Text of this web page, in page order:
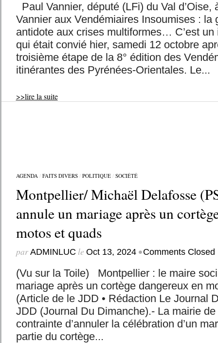
Paul Vannier, député (LFi) du Val
Vannier aux Vendémiaires Insoumises : la
antidote aux crises multiformes… C’est un
qui était convié hier, samedi 12 octobre
troisième étape de la 8° édition des
itinérantes des Pyrénées-Orientales. Le...
>>lire la suite
AGENDA/ FAITS DIVERS/ POLITIQUE/ SOCIÉTÉ
Montpellier/ Michaël Delafosse
annule un mariage après un
motos et quads
par ADMINLUC le Oct 13, 2024 •Comments Closed
(Vu sur la Toile) Montpellier : le maire
mariage après un cortège dangereux en
(Article de le JDD • Rédaction Le Journal
JDD (Journal Du Dimanche).- La mairie
contrainte d’annuler la célébration d’un
partie du cortège...